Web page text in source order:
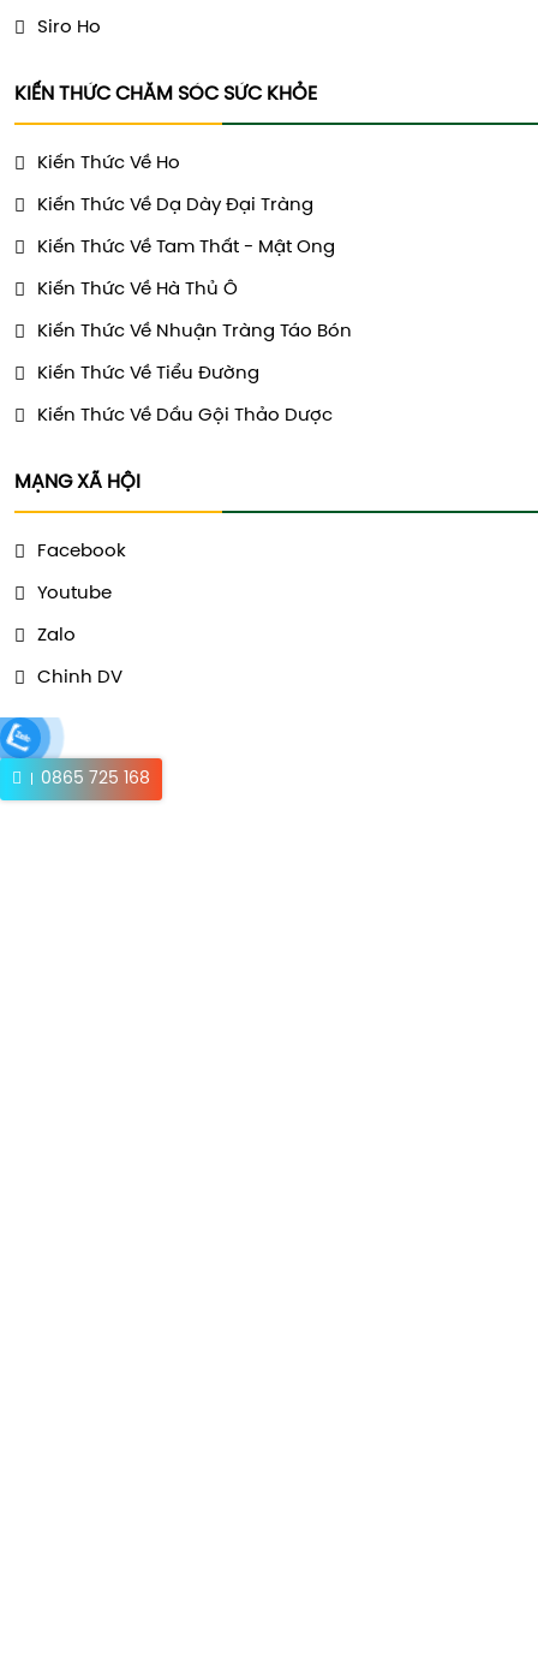
Siro Ho
KIẾN THỨC CHĂM SÓC SỨC KHỎE
Kiến Thức Về Ho
Kiến Thức Về Dạ Dày Đại Tràng
Kiến Thức Về Tam Thất - Mật Ong
Kiến Thức Về Hà Thủ Ô
Kiến Thức Về Nhuận Tràng Táo Bón
Kiến Thức Về Tiểu Đường
Kiến Thức Về Dầu Gội Thảo Dược
MẠNG XÃ HỘI
Facebook
Youtube
Zalo
Chinh DV
0865 725 168